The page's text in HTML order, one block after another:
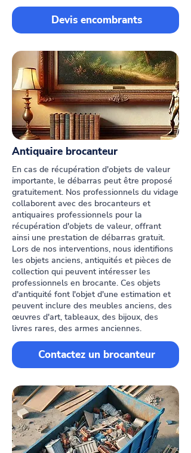
Devis encombrants
Antiquaire brocanteur
En cas de récupération d'objets de valeur
importante, le débarras peut être proposé
gratuitement. Nos professionnels du vidage
collaborent avec des brocanteurs et
antiquaires professionnels pour la
récupération d'objets de valeur, offrant
ainsi une prestation de débarras gratuit.
Lors de nos interventions, nous identifions
les objets anciens, antiquités et pièces de
collection qui peuvent intéresser les
professionnels en brocante. Ces objets
d'antiquité font l'objet d'une estimation et
peuvent inclure des meubles anciens, des
œuvres d'art, tableaux, des bijoux, des
livres rares, des armes anciennes.
Contactez un brocanteur